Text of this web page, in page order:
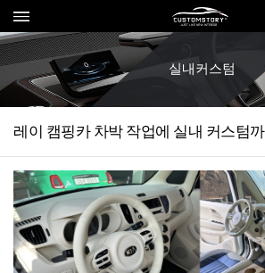
실내커스텀
레이 캠핑카 차박 작업에 실내 커스텀